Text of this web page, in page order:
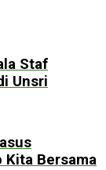
Staf
Unsri
Kita Bersama